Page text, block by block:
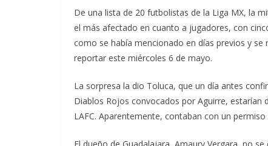
De una lista de 20 futbolistas de la Liga MX, la
el más afectado en cuanto a jugadores, con
como se había mencionado en días previos y
reportar este miércoles 6 de mayo.
La sorpresa la dio Toluca, que un día antes
Diablos Rojos convocados por Aguirre, estarían
LAFC. Aparentemente, contaban con un